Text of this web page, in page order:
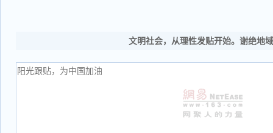
文明社会，从理性发贴开始。谢绝地